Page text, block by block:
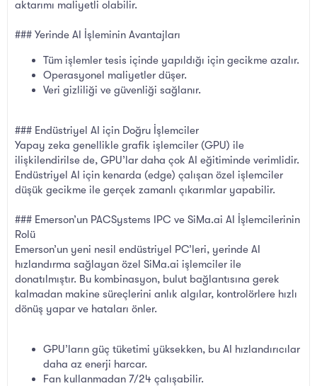
aktarımı maliyetli olabilir.
### Yerinde AI İşleminin Avantajları
Tüm işlemler tesis içinde yapıldığı için gecikme azalır.
Operasyonel maliyetler düşer.
Veri gizliliği ve güvenliği sağlanır.
### Endüstriyel AI için Doğru İşlemciler
Yapay zeka genellikle grafik işlemciler (GPU) ile
ilişkilendirilse de, GPU’lar daha çok AI eğitiminde verimlidir.
Endüstriyel AI için kenarda (edge) çalışan özel işlemciler
düşük gecikme ile gerçek zamanlı çıkarımlar yapabilir.
### Emerson’un PACSystems IPC ve SiMa.ai AI İşlemcilerinin
Rolü
Emerson’un yeni nesil endüstriyel PC’leri, yerinde AI
hızlandırma sağlayan özel SiMa.ai işlemciler ile
donatılmıştır. Bu kombinasyon, bulut bağlantısına gerek
kalmadan makine süreçlerini anlık algılar, kontrolörlere hızlı
dönüş yapar ve hataları önler.
GPU’ların güç tüketimi yüksekken, bu AI hızlandırıcılar
daha az enerji harcar.
Fan kullanmadan 7/24 çalışabilir.